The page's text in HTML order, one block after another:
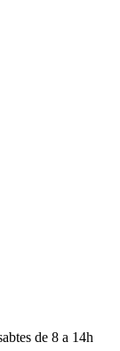
de 8 a 14h